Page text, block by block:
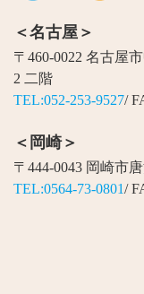
＜名古屋＞
〒460-0022 名古屋
2 二階
TEL:052-253-9527/
＜岡崎＞
〒444-0043 岡崎市
TEL:0564-73-0801/